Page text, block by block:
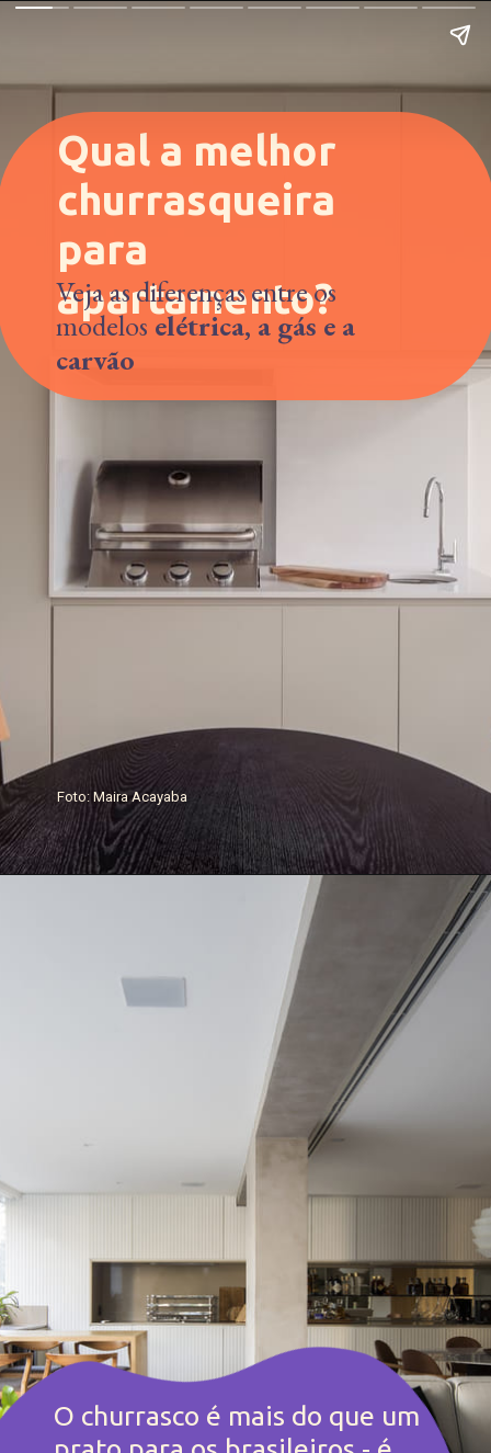
Qual a melhor
churrasqueira
para
apartamento?
Veja as diferenças entre os
modelos elétrica, a gás e a
carvão
Foto: Maira Acayaba
O churrasco é mais do que um